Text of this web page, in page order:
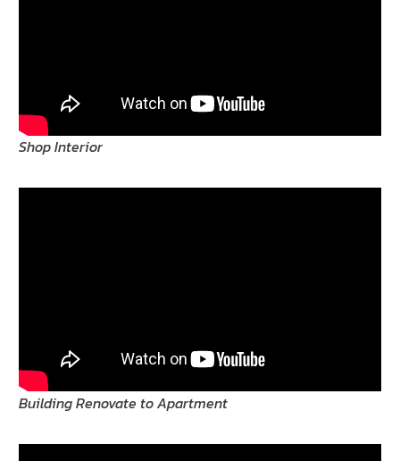
Shop Interior
Building Renovate to Apartment